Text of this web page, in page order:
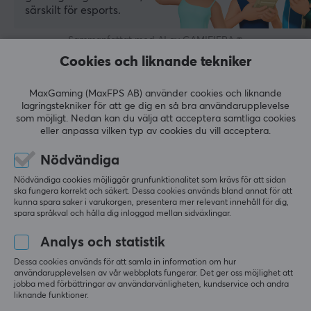
USB
Kompatibilitet
Linux, Mac, PC
EGENSKAPER
Material
Glas
Ja
Formfaktor
TKL
särskilt för esports.
Sammanfattat med AI av GAMIFIERA.®
LÄMNA RECENSION
Relevans
Alla recensioner
Maximilian K
Verifierad köpare
Level 5
Speedy Scout
Topptangentbord
Topptangentbord, som beskrivet, super för gaming.
Visa original
Wooting 80HE 80% Tangentbord - ANSI
för 3 mån. sen
2 likes
Cookies och liknande tekniker
MaxGaming (MaxFPS AB) använder cookies och liknande
lagringstekniker för att ge dig en så bra användarupplevelse
som möjligt. Nedan kan du välja att acceptera samtliga cookies
eller anpassa vilken typ av cookies du vill acceptera.
Nödvändiga
Nödvändiga cookies möjliggör grunfunktionalitet som krävs för att sidan
ska fungera korrekt och säkert. Dessa cookies används bland annat för att
kunna spara saker i varukorgen, presentera mer relevant innehåll för dig,
spara språkval och hålla dig inloggad mellan sidväxlingar.
Analys och statistik
Dessa cookies används för att samla in information om hur
användarupplevelsen av vår webbplats fungerar. Det ger oss möjlighet att
jobba med förbättringar av användarvänligheten, kundservice och andra
liknande funktioner.